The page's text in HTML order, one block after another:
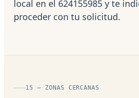
local en el 624155985 y te
proceder con tu solicitud.
15 — ZONAS CERCANAS